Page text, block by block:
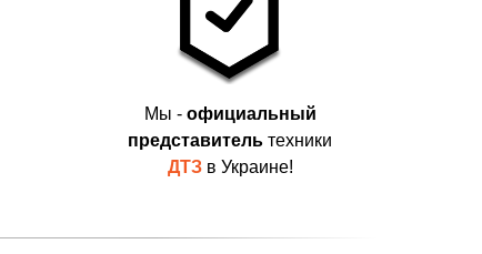
Мы - официальный
представитель техники
ДТЗ в Украине!